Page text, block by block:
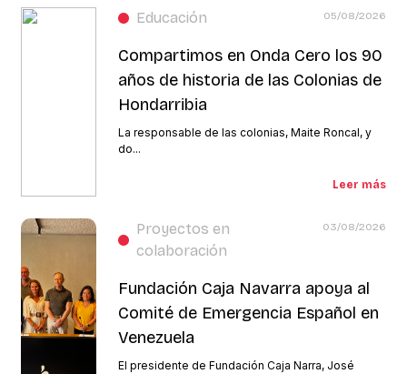
Educación 05/08/2026
Compartimos en Onda Cero los 90
años de historia de las Colonias de
Hondarribia
La responsable de las colonias, Maite Roncal, y
do...
Leer más
Proyectos en
colaboración
03/08/2026
Fundación Caja Navarra apoya al
Comité de Emergencia Español en
Venezuela
El presidente de Fundación Caja Narra, José